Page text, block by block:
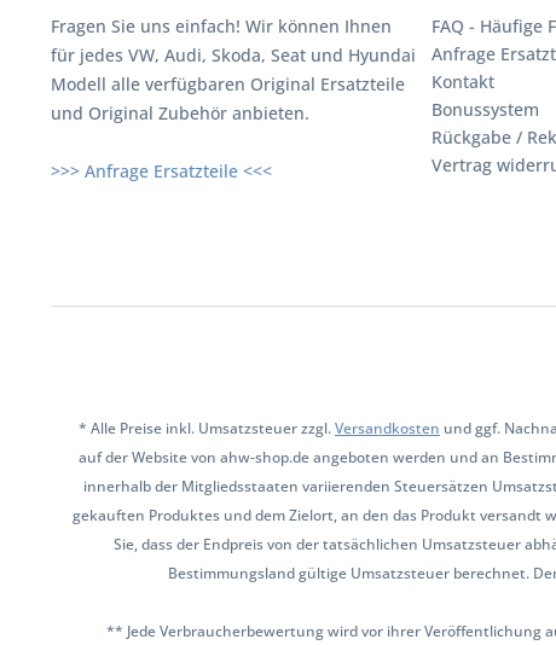
Fragen Sie uns einfach! Wir können Ihnen
für jedes VW, Audi, Skoda, Seat und Hyundai
Modell alle verfügbaren Original Ersatzteile
und Original Zubehör anbieten.
>>> Anfrage Ersatzteile <<<
FAQ - Häufige
Anfrage
Kontakt
Bonussystem
Rückgabe /
Vertrag
* Alle Preise inkl. Umsatzsteuer zzgl.Versandkosten und ggf.
auf der Website von ahw-shop.de angeboten werden und an
innerhalb der Mitgliedsstaaten variierenden Steuersätzen
gekauften Produktes und dem Zielort, an den das Produkt versandt
Sie, dass der Endpreis von der tatsächlichen Umsatzsteuer
Bestimmungsland gültige Umsatzsteuer berechnet.
** Jede Verbraucherbewertung wird vor ihrer Veröffentlichung